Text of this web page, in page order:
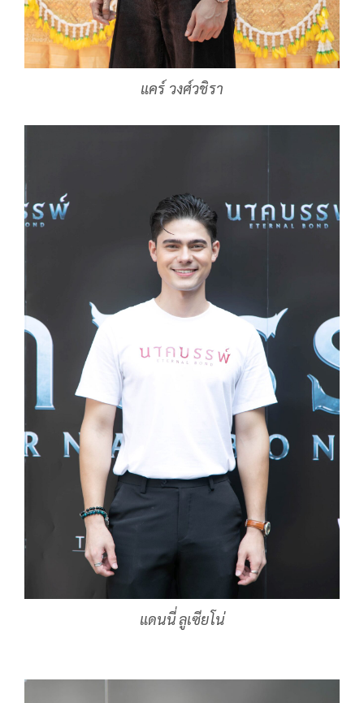
แคร์ วงศ์วชิรา
แดนนี่ ลูเซียโน่